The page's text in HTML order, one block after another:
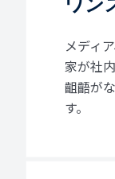
メディ
家が社
齟齬が
す。